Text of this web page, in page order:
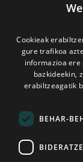
2026ko eka. 1a
Cookieak
gure trafikoa
informazioa
bazkideekin,
erabiltzeagatik
BEHAR-